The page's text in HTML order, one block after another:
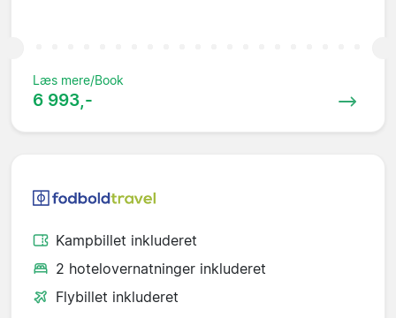
Læs mere/Book
6 993,-
Kampbillet inkluderet
2 hotelovernatninger inkluderet
Flybillet inkluderet